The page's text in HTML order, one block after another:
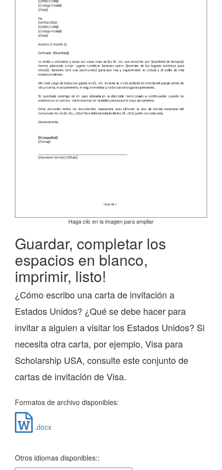
Haga clic en la imagen para ampliar
Guardar, completar los
espacios en blanco,
imprimir, listo!
¿Cómo escribo una carta de invitación a
Estados Unidos? ¿Qué se debe hacer para
invitar a alguien a visitar los Estados Unidos? Si
necesita otra carta, por ejemplo, Visa para
Scholarship USA, consulte este conjunto de
cartas de invitación de Visa.
Formatos de archivo disponibles:
.docx
Otros idiomas disponibles::